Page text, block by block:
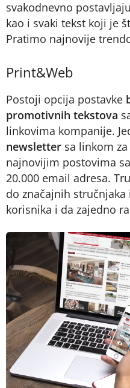
svakodnevno
kao i svaki tekst koji je
Pratimo najnovije
Print&Web
Postoji opcija postavke
promotivnih tekstova
linkovima kompanije.
newsletter sa linkom
najnovijim postovima
20.000 email adresa.
do značajnih
korisnika i da zajedno